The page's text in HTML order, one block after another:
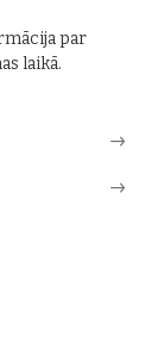
par
laikā.